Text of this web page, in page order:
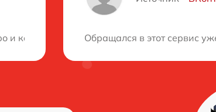
и качественно! Стоимость и качество
Обращался в этот сервис